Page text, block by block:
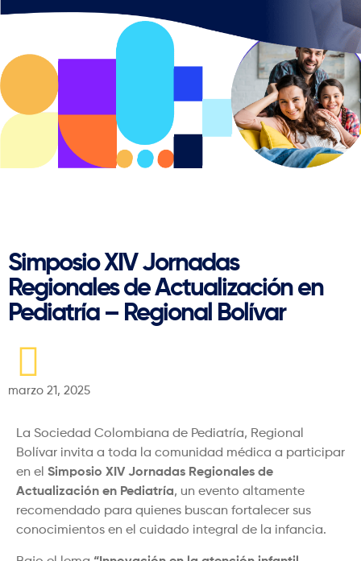
Simposio XIV Jornadas
Regionales de Actualización en
Pediatría – Regional Bolívar
marzo 21, 2025
La Sociedad Colombiana de Pediatría, Regional
Bolívar invita a toda la comunidad médica a participar
en el Simposio XIV Jornadas Regionales de
Actualización en Pediatría, un evento altamente
recomendado para quienes buscan fortalecer sus
conocimientos en el cuidado integral de la infancia.